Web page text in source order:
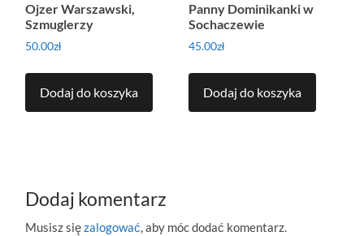
Ojzer Warszawski,
Szmuglerzy
50.00zł
Dodaj do koszyka
Panny Dominikanki w
Sochaczewie
45.00zł
Dodaj do koszyka
Dodaj komentarz
Musisz sięzalogować, aby móc dodać komentarz.